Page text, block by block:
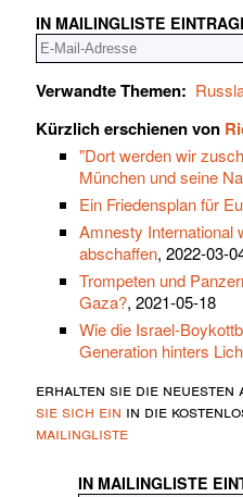
IN MAILINGLISTE
Verwandte Themen:
Kürzlich erschienen von
"Dort werden wir
München und seine
Ein Friedensplan für
Amnesty International
abschaffen, 2022-03-
Trompeten und
Gaza?, 2021-05-18
Wie die Israel-
Generation hinters
erhalten sie die
sie sich ein in die
mailingliste
IN MAILINGLISTE